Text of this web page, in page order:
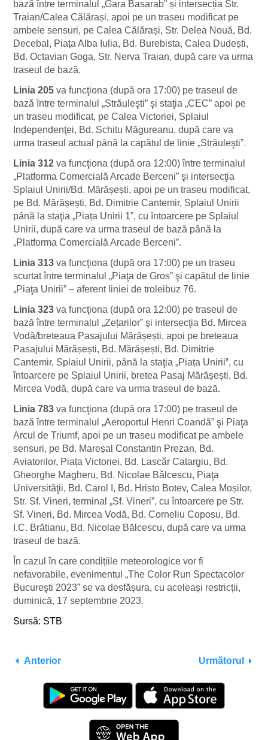
bază între terminalul „Gara Basarab” și intersecția Str.
Traian/Calea Călărași, apoi pe un traseu modificat pe
ambele sensuri, pe Calea Călărași, Str. Delea Nouă, Bd.
Decebal, Piața Alba Iulia, Bd. Burebista, Calea Dudești,
Bd. Octavian Goga, Str. Nerva Traian, după care va urma
traseul de bază.
Linia 205 va funcţiona (după ora 17:00) pe traseul de
bazǎ ȋntre terminalul „Străuleşti” şi staţia „CEC” apoi pe
un traseu modificat, pe Calea Victoriei, Splaiul
Independenţei, Bd. Schitu Măgureanu, după care va
urma traseul actual pȃnă la capătul de linie „Străuleşti”.
Linia 312 va funcţiona (după ora 12:00) între terminalul
„Platforma Comercială Arcade Berceni” şi intersecţia
Splaiul Unirii/Bd. Mărășești, apoi pe un traseu modificat,
pe Bd. Mărășești, Bd. Dimitrie Cantemir, Splaiul Unirii
pȃnă la staţia „Piața Unirii 1”, cu ȋntoarcere pe Splaiul
Unirii, după care va urma traseul de bază până la
„Platforma Comercială Arcade Berceni”.
Linia 313 va funcţiona (după ora 17:00) pe un traseu
scurtat între terminalul „Piaţa de Gros” şi capătul de linie
„Piaţa Unirii” – aferent liniei de troleibuz 76.
Linia 323 va funcţiona (după ora 12:00) pe traseul de
bază între terminalul „Zețarilor” şi intersecţia Bd. Mircea
Vodă/breteaua Pasajului Mărășești, apoi pe breteaua
Pasajului Mărășești, Bd. Mărășești, Bd. Dimitrie
Cantemir, Splaiul Unirii, pȃnă la staţia „Piața Unirii‟, cu
întoarcere pe Splaiul Unirii, bretea Pasaj Mărășești, Bd.
Mircea Vodă, după care va urma traseul de bază.
Linia 783 va funcţiona (după ora 17:00) pe traseul de
bază între terminalul „Aeroportul Henri Coandă” şi Piaţa
Arcul de Triumf, apoi pe un traseu modificat pe ambele
sensuri, pe Bd. Mareșal Constantin Prezan, Bd.
Aviatorilor, Piața Victoriei, Bd. Lascǎr Catargiu, Bd.
Gheorghe Magheru, Bd. Nicolae Bǎlcescu, Piaţa
Universităţii, Bd. Carol I, Bd. Hristo Botev, Calea Moșilor,
Str. Sf. Vineri, terminal „Sf. Vineri”, cu întoarcere pe Str.
Sf. Vineri, Bd. Mircea Vodă, Bd. Corneliu Coposu, Bd.
I.C. Brătianu, Bd. Nicolae Bălcescu, după care va urma
traseul de bază.
În cazul în care condițiile meteorologice vor fi
nefavorabile, evenimentul „The Color Run Spectacolor
Bucureşti 2023” se va desfășura, cu aceleași restricții,
duminică, 17 septembrie 2023.
Sursă: STB
Anterior Următorul